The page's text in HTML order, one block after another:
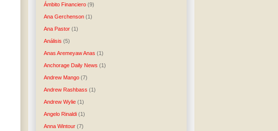
Ámbito Financiero (9)
Ana Gerchenson (1)
Ana Pastor (1)
Análisis (5)
Anas Aremeyaw Anas (1)
Anchorage Daily News (1)
Andrew Mango (7)
Andrew Rashbass (1)
Andrew Wylie (1)
Angelo Rinaldi (1)
Anna Wintour (7)